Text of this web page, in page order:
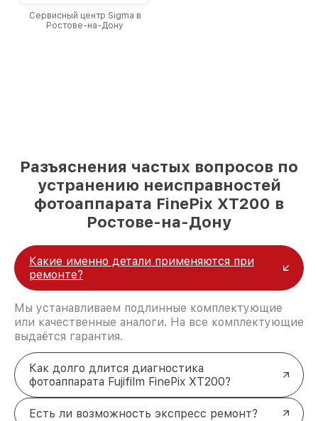
Сервисный центр Sigma в
Ростове-на-Дону
Разъяснения частых вопросов по
устранению неисправностей
фотоаппарата FinePix XT200 в
Ростове-на-Дону
Какие именно детали применяются при
ремонте?
Мы устанавливаем подлинные комплектующие
или качественные аналоги. На все комплектующие
выдаётся гарантия.
Как долго длится диагностика
фотоаппарата Fujifilm FinePix XT200?
Есть ли возможность экспресс ремонт?